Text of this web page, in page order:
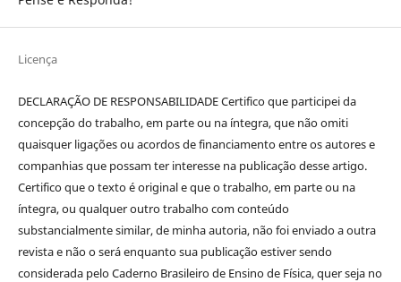
Licença
DECLARAÇÃO DE RESPONSABILIDADE Certifico que participei da
concepção do trabalho, em parte ou na íntegra, que não omiti
quaisquer ligações ou acordos de financiamento entre os autores e
companhias que possam ter interesse na publicação desse artigo.
Certifico que o texto é original e que o trabalho, em parte ou na
íntegra, ou qualquer outro trabalho com conteúdo
substancialmente similar, de minha autoria, não foi enviado a outra
revista e não o será enquanto sua publicação estiver sendo
considerada pelo Caderno Brasileiro de Ensino de Física, quer seja no